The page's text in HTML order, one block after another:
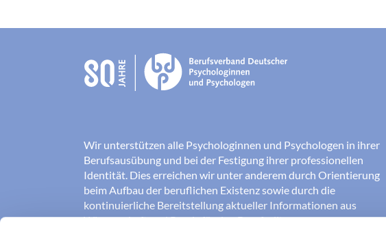
Wir unterstützen alle Psychologinnen und Psychologen in ihrer
Berufsausübung und bei der Festigung ihrer professionellen
Identität. Dies erreichen wir unter anderem durch Orientierung
beim Aufbau der beruflichen Existenz sowie durch die
kontinuierliche Bereitstellung aktueller Informationen aus
Wissenschaft und Praxis für den Berufsalltag.